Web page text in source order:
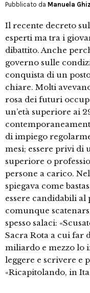
Pubblicato da Manuela
Il recente decreto
esperti ma tra i
dibattito. Anche
governo sulle
conquista di un
chiare. Molti
rosa dei futuri
un’età superiore ai
di impiego
mesi; essere privi di
superiore o
persone a carico.
spiegava come
essere candidabili al
comunque
spesso salaci:
Sacra Rota a cui far
miliardo e mezzo lo
leggere e scrivere e
«Ricapitolando, in